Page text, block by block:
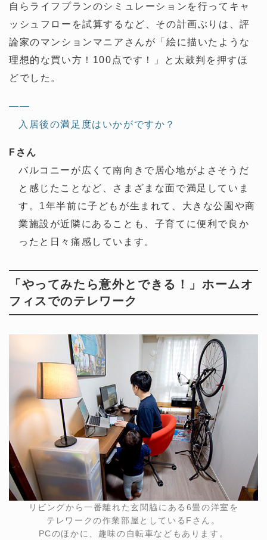
自らライフプランのシミュレーションを行ってキャ
ッシュフローを試算するなど、その計画ぶりは、評
論家のマンションマニアさんが「絵に描いたような
理想的な買い方！100点です！」と太鼓判を押すほ
どでした。
——
入居後の満足度はいかがですか？
Fさん
バルコニーが広くて南向きで居心地がよさそうだ
と感じたことなど、さまざまな面で満足していま
す。1年半前に子どもが生まれて、大きな公園や商
業施設が近隣にあることも、子育てに便利で良か
ったと日々痛感しています。
「やってみたら意外とできる！」ホームオ
フィスでのテレワーク
リビングから一番離れた玄関脇にある6畳の洋室を
テレワークの作業部屋としているFさん。
PCのほかに、趣味の自転車などもあります。